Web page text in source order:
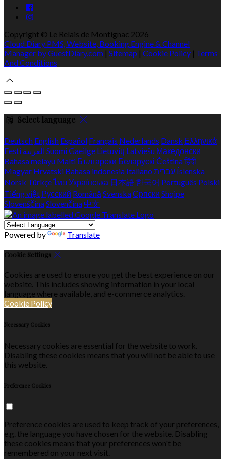
Copyright © Le Relais de Montignac 2026
Cloud Diary PMS, Website, Booking Engine & Channel
Manager by GuestDiary.com | Sitemap | Cookie Policy | Terms
And Conditions
Select language
Deutsch English Español Français Nederlands Dansk Ελληνικά
Eesti العربية SuomiGaeilge Lietuvių Latviešu Македонски
Bahasa melayu Malti Български Беларускі Češtinaहिंदी
Magyar Hrvatski Bahasa indonesia Italiano עברית Íslenska
Norsk Türkçeไทย Українська 日本語 한국어 Português Polski
Tiếng việt Русский Română SvenskaСрпски Shqipe
SlovenščinaSlovenčina 中文
Powered by Translate
Cookie Settings
Cookies are used to ensure you get the best experience on our
website. This includes showing information in your local
language where available, and e-commerce analytics.
Cookie Policy
Necessary Cookies
Necessary cookies are essential for the website to work.
Disabling these cookies means that you will not be able to use
this website.
Preference Cookies
Preference cookies are used to keep track of your preferences,
e.g. the language you have chosen for the website. Disabling
these cookies means that your preferences won't be
remembered on your next visit.